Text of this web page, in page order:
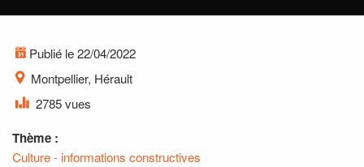
Publié le 22/04/2022
Montpellier, Hérault
2785 vues
Thème :
Culture - informations constructives